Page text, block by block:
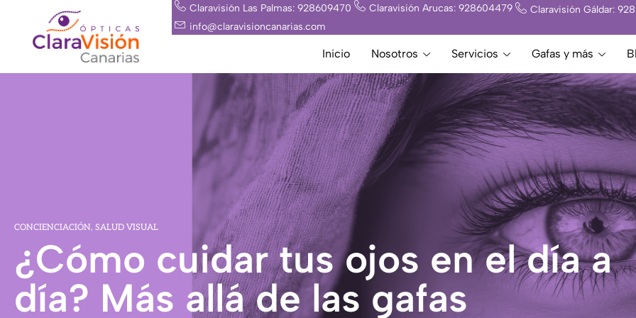
contenido
Claravisión Las Palmas: 928609470 Claravisión Arucas: 928604479
Claravisión Gáldar:
info@claravisioncanarias.com
Inicio Nosotros Servicios Gafas y más
CONCIENCIACIÓN, SALUD VISUAL
¿Cómo cuidar tus ojos en el día a
día? Más allá de las gafas